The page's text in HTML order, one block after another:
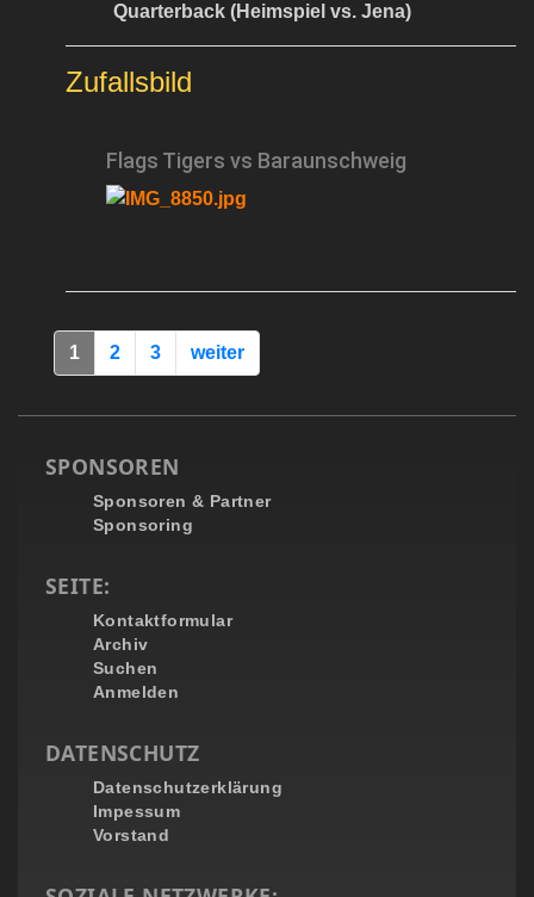
Quarterback (Heimspiel vs. Jena)
Zufallsbild
Flags Tigers vs Baraunschweig
1 2 3 weiter
SPONSOREN
Sponsoren & Partner
Sponsoring
SEITE:
Kontaktformular
Archiv
Suchen
Anmelden
DATENSCHUTZ
Datenschutzerklärung
Impessum
Vorstand